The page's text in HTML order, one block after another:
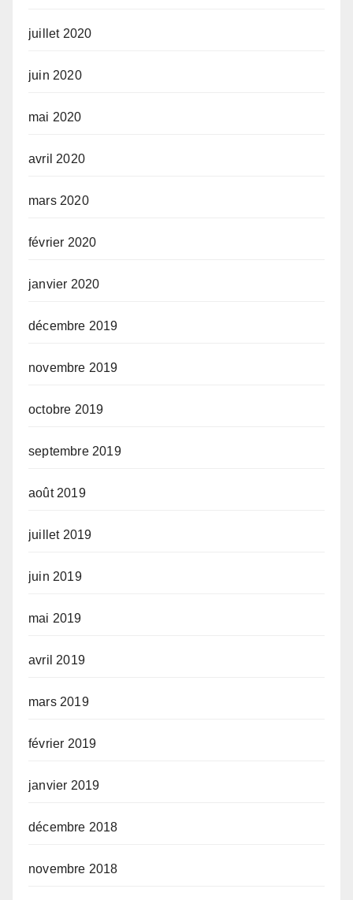
juillet 2020
juin 2020
mai 2020
avril 2020
mars 2020
février 2020
janvier 2020
décembre 2019
novembre 2019
octobre 2019
septembre 2019
août 2019
juillet 2019
juin 2019
mai 2019
avril 2019
mars 2019
février 2019
janvier 2019
décembre 2018
novembre 2018